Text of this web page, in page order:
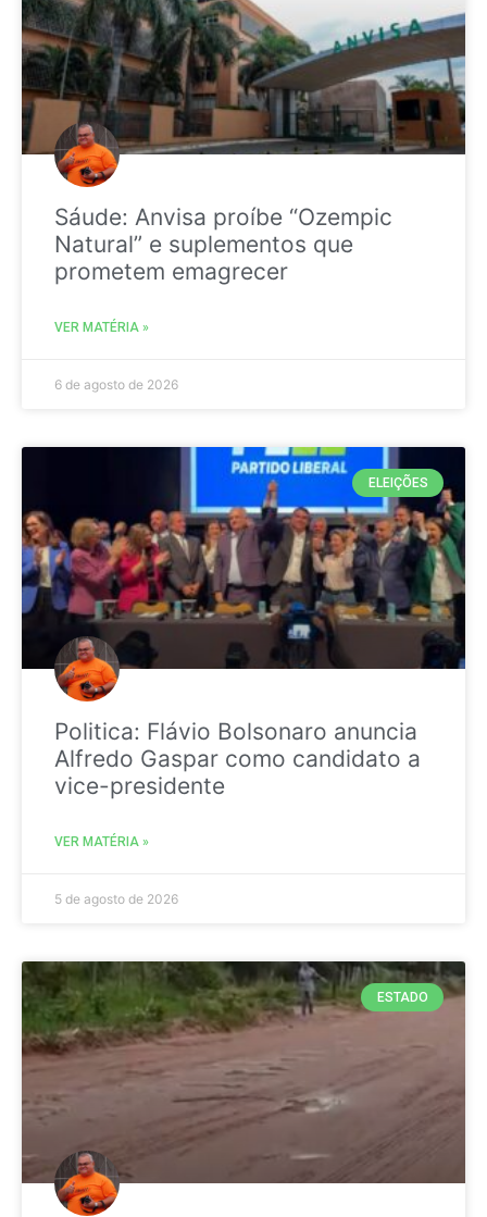
Sáude: Anvisa proíbe “Ozempic
Natural” e suplementos que
prometem emagrecer
VER MATÉRIA »
6 de agosto de 2026
ELEIÇÕES
Politica: Flávio Bolsonaro anuncia
Alfredo Gaspar como candidato a
vice-presidente
VER MATÉRIA »
5 de agosto de 2026
ESTADO